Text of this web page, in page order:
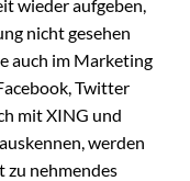
wieder aufgeben,
nicht gesehen
auch im Marketing
Twitter
mit XING und
werden
zu nehmendes